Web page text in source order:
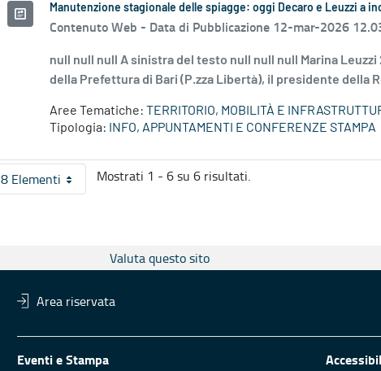
Manutenzione stagionale delle spiagge: oggi Decaro e Leuzzi a
Contenuto Web - Data di Pubblicazione 12-mar-2026
null null null A sinistra del testo null null null Marina
della Prefettura di Bari (P.zza Libertà), il presidente della
Aree Tematiche: TERRITORIO, MOBILITÀ E
Tipologia:
INFO, APPUNTAMENTI E CONFERENZE STAMPA
8 ElementiPer pagina
Mostrati 1 - 6 su 6 risultati.
Valuta questo sito
Area riservata
Eventi e Stampa